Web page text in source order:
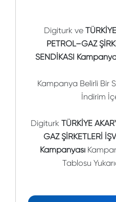
Digiturk ve
PETROL–GAZ
SENDİKASI
Kampanya Belirli Bir
İndirim
Digiturk TÜRKİYE
GAZ ŞİRKETLERİ
Kampanyası
Tablosu